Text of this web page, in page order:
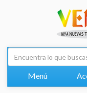
Menú